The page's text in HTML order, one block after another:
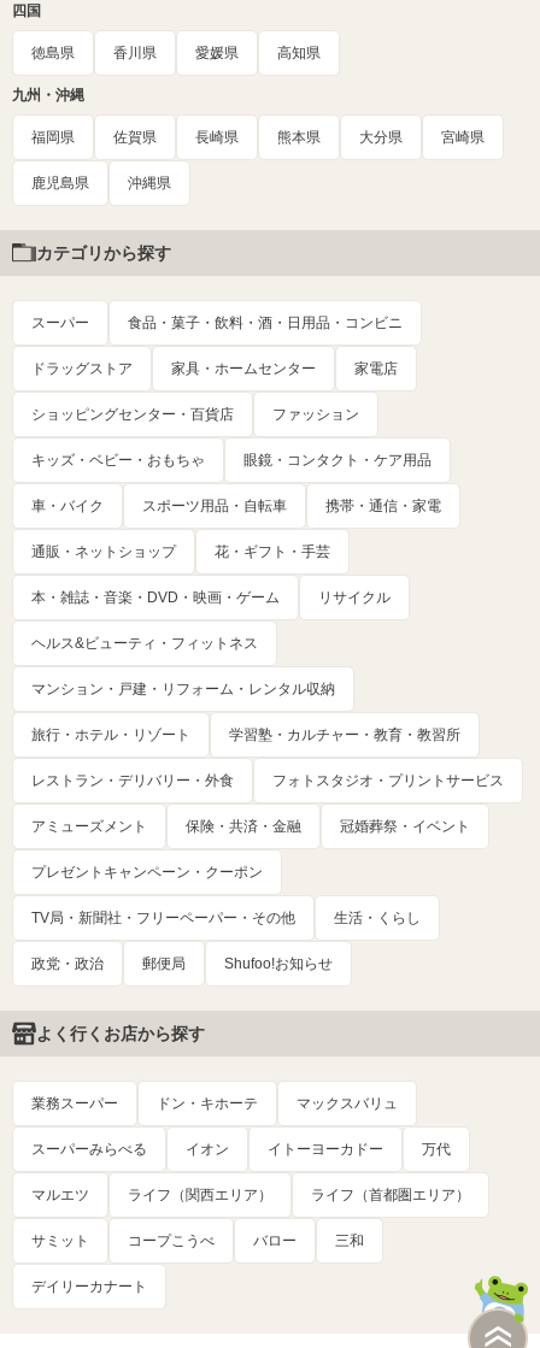
四国
徳島県 香川県 愛媛県 高知県
九州・沖縄
福岡県 佐賀県 長崎県 熊本県 大分県 宮崎県
鹿児島県 沖縄県
カテゴリから探す
スーパー 食品・菓子・飲料・酒・日用品・コンビニ
ドラッグストア 家具・ホームセンター 家電店
ショッピングセンター・百貨店 ファッション
キッズ・ベビー・おもちゃ 眼鏡・コンタクト・ケア用品
車・バイク スポーツ用品・自転車 携帯・通信・家電
通販・ネットショップ 花・ギフト・手芸
本・雑誌・音楽・DVD・映画・ゲーム リサイクル
ヘルス&ビューティ・フィットネス
マンション・戸建・リフォーム・レンタル収納
旅行・ホテル・リゾート 学習塾・カルチャー・教育・教習所
レストラン・デリバリー・外食 フォトスタジオ・プリントサービス
アミューズメント 保険・共済・金融 冠婚葬祭・イベント
プレゼントキャンペーン・クーポン
TV局・新聞社・フリーペーパー・その他 生活・くらし
政党・政治 郵便局 Shufoo!お知らせ
よく行くお店から探す
業務スーパー ドン・キホーテ マックスバリュ
スーパーみらべる イオン イトーヨーカドー 万代
マルエツ ライフ（関西エリア） ライフ（首都圏エリア）
サミット コープこうべ バロー 三和
デイリーカナート